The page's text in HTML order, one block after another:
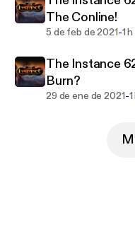
The Conline!
5 de feb de 2021-1
The Instance
Burn?
29 de ene de 2021-